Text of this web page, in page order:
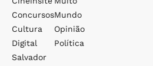
Concursos
Cultura
Digital
Salvador
Mundo
Opinião
Política